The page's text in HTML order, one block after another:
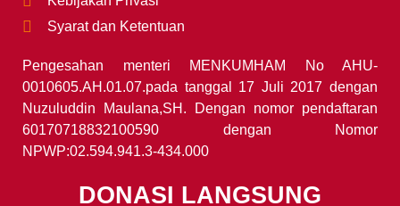
Syarat dan Ketentuan
Pengesahan menteri MENKUMHAM No AHU-
0010605.AH.01.07.pada tanggal 17 Juli 2017 dengan
Nuzuluddin Maulana,SH. Dengan nomor pendaftaran
60170718832100590 dengan Nomor
NPWP:02.594.941.3-434.000
DONASI LANGSUNG